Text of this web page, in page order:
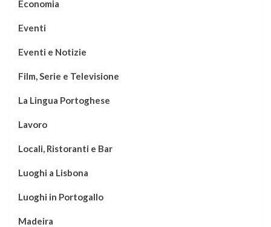
Economia
Eventi
Eventi e Notizie
Film, Serie e Televisione
La Lingua Portoghese
Lavoro
Locali, Ristoranti e Bar
Luoghi a Lisbona
Luoghi in Portogallo
Madeira